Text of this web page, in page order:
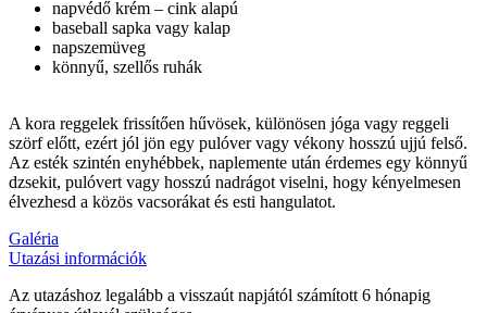
napvédő krém – cink alapú
baseball sapka vagy kalap
napszemüveg
könnyű, szellős ruhák
A kora reggelek frissítően hűvösek, különösen jóga vagy reggeli
szörf előtt, ezért jól jön egy pulóver vagy vékony hosszú ujjú felső.
Az esték szintén enyhébbek, naplemente után érdemes egy könnyű
dzsekit, pulóvert vagy hosszú nadrágot viselni, hogy kényelmesen
élvezhesd a közös vacsorákat és esti hangulatot.
Galéria
Utazási információk
Az utazáshoz legalább a visszaút napjától számított 6 hónapig